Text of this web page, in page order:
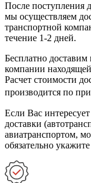
После поступления
мы осуществляем
транспортной
течение 1-2 дней.
Бесплатно доставим
компании
Расчет стоимости
производится по
Если Вас
доставки
авиатранспортом,
обязательно